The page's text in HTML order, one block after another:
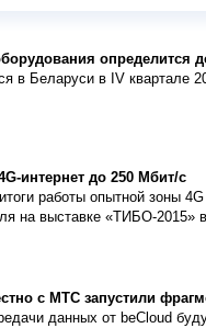
определится
в Беларуси в IV квартале
интернет до 250 Мбит/с
работы опытной зоны
на выставке «ТИБО-2015»
с МТС запустили
данных от beCloud